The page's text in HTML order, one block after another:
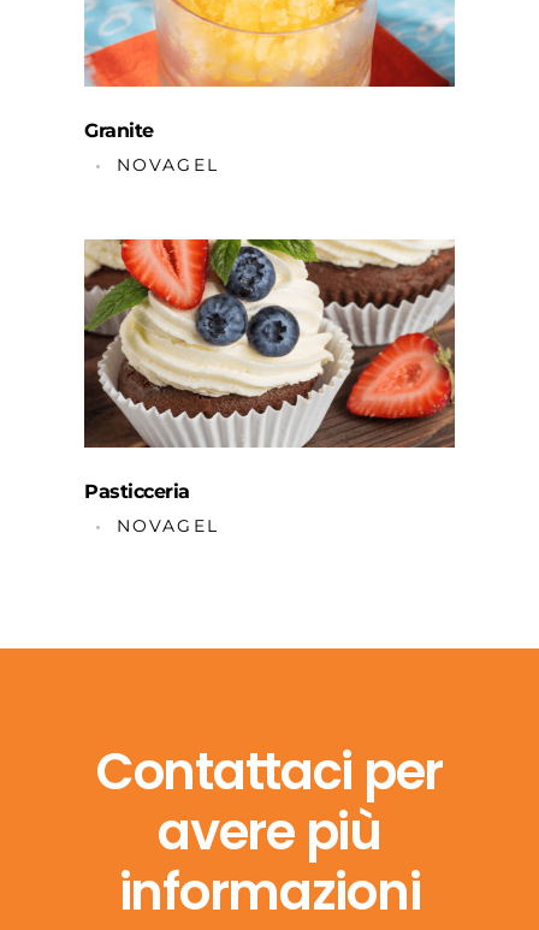
Granite
NOVAGEL
Pasticceria
NOVAGEL
Contattaci per
avere più
informazioni